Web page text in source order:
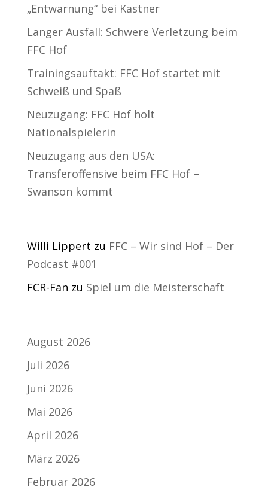
„Entwarnung“ bei Kastner
Langer Ausfall: Schwere Verletzung beim
FFC Hof
Trainingsauftakt: FFC Hof startet mit
Schweiß und Spaß
Neuzugang: FFC Hof holt
Nationalspielerin
Neuzugang aus den USA:
Transferoffensive beim FFC Hof –
Swanson kommt
Willi Lippert zu FFC – Wir sind Hof – Der
Podcast #001
FCR-Fan zu Spiel um die Meisterschaft
August 2026
Juli 2026
Juni 2026
Mai 2026
April 2026
März 2026
Februar 2026